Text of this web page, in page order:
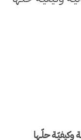
وكيفيّـة حلّـها